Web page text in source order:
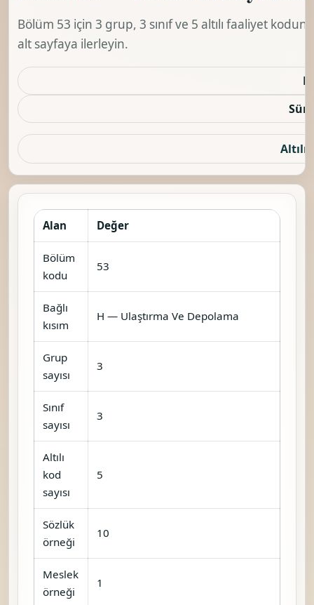
Bölüm 53 için 3 grup, 3 sınıf ve 5 altılı faaliyet
alt sayfaya ilerleyin.
Altılı
Alan Değer
Bölüm
kodu
53
Bağlı
kısım
H — Ulaştırma Ve Depolama
Grup
sayısı
3
Sınıf
sayısı
3
Altılı
kod
sayısı
5
Sözlük
örneği
10
Meslek
örneği
1